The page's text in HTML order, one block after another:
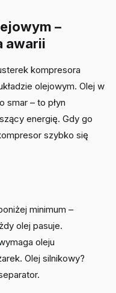
–
awarii
kompresora
olejowym. Olej w
smar – to płyn
energię. Gdy go
szybko się
minimum –
olej pasuje.
oleju
Olej silnikowy?